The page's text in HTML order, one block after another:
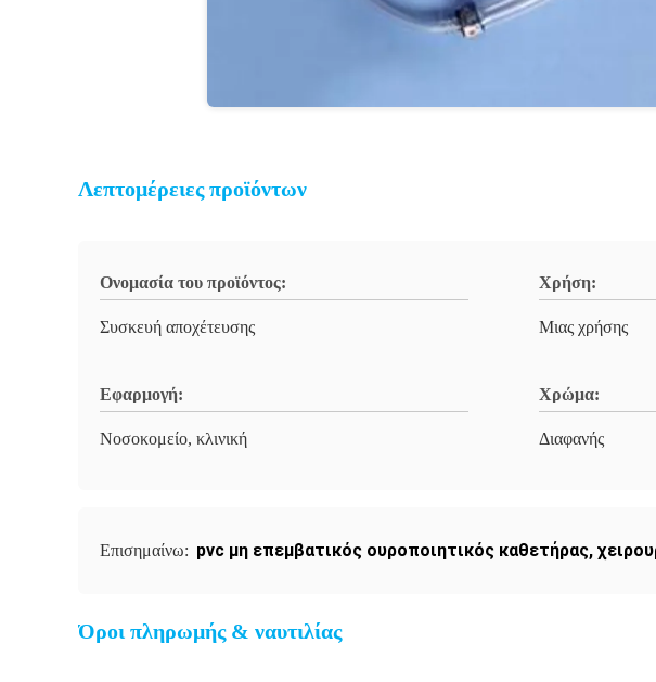
Λεπτομέρειες προϊόντων
Ονομασία του προϊόντος:
Συσκευή αποχέτευσης
Χρήση:
Μιας χρήσης
Εφαρμογή:
Νοσοκομείο, κλινική
Χρώμα:
Διαφανής
Επισημαίνω: pvc μη επεμβατικός ουροποιητικός καθετήρας,
Όροι πληρωμής & ναυτιλίας